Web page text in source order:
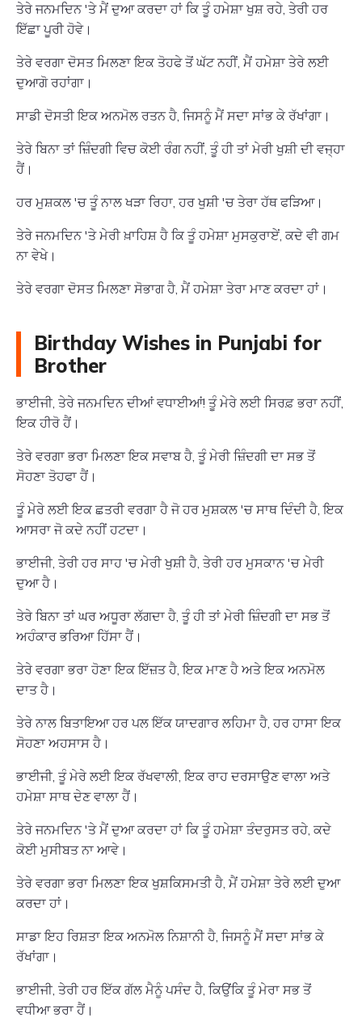
ਤੇਰੇ ਜਨਮਦਿਨ 'ਤੇ ਮੈਂ ਦੁਆ ਕਰਦਾ ਹਾਂ ਕਿ ਤੂੰ ਹਮੇਸ਼ਾ ਖੁਸ਼ ਰਹੇ, ਤੇਰੀ ਹਰ
ਇੱਛਾ ਪੂਰੀ ਹੋਵੇ।
ਤੇਰੇ ਵਰਗਾ ਦੋਸਤ ਮਿਲਣਾ ਇਕ ਤੋਹਫੇ ਤੋਂ ਘੱਟ ਨਹੀਂ, ਮੈਂ ਹਮੇਸ਼ਾ ਤੇਰੇ ਲਈ
ਦੁਆਗੋ ਰਹਾਂਗਾ।
ਸਾਡੀ ਦੋਸਤੀ ਇਕ ਅਨਮੋਲ ਰਤਨ ਹੈ, ਜਿਸਨੂੰ ਮੈਂ ਸਦਾ ਸਾਂਭ ਕੇ ਰੱਖਾਂਗਾ।
ਤੇਰੇ ਬਿਨਾ ਤਾਂ ਜ਼ਿੰਦਗੀ ਵਿਚ ਕੋਈ ਰੰਗ ਨਹੀਂ, ਤੂੰ ਹੀ ਤਾਂ ਮੇਰੀ ਖੁਸ਼ੀ ਦੀ ਵਜ੍ਹਾ
ਹੈਂ।
ਹਰ ਮੁਸ਼ਕਲ 'ਚ ਤੂੰ ਨਾਲ ਖੜਾ ਰਿਹਾ, ਹਰ ਖੁਸ਼ੀ 'ਚ ਤੇਰਾ ਹੱਥ ਫੜਿਆ।
ਤੇਰੇ ਜਨਮਦਿਨ 'ਤੇ ਮੇਰੀ ਖ਼ਾਹਿਸ਼ ਹੈ ਕਿ ਤੂੰ ਹਮੇਸ਼ਾ ਮੁਸਕੁਰਾਏਂ, ਕਦੇ ਵੀ ਗਮ
ਨਾ ਵੇਖੇ।
ਤੇਰੇ ਵਰਗਾ ਦੋਸਤ ਮਿਲਣਾ ਸੋਭਾਗ ਹੈ, ਮੈਂ ਹਮੇਸ਼ਾ ਤੇਰਾ ਮਾਣ ਕਰਦਾ ਹਾਂ।
Birthday Wishes in Punjabi for
Brother
ਭਾਈਜੀ, ਤੇਰੇ ਜਨਮਦਿਨ ਦੀਆਂ ਵਧਾਈਆਂ! ਤੂੰ ਮੇਰੇ ਲਈ ਸਿਰਫ਼ ਭਰਾ ਨਹੀਂ,
ਇਕ ਹੀਰੋ ਹੈਂ।
ਤੇਰੇ ਵਰਗਾ ਭਰਾ ਮਿਲਣਾ ਇਕ ਸਵਾਬ ਹੈ, ਤੂੰ ਮੇਰੀ ਜ਼ਿੰਦਗੀ ਦਾ ਸਭ ਤੋਂ
ਸੋਹਣਾ ਤੋਹਫਾ ਹੈਂ।
ਤੂੰ ਮੇਰੇ ਲਈ ਇਕ ਛਤਰੀ ਵਰਗਾ ਹੈ ਜੋ ਹਰ ਮੁਸ਼ਕਲ 'ਚ ਸਾਥ ਦਿੰਦੀ ਹੈ, ਇਕ
ਆਸਰਾ ਜੋ ਕਦੇ ਨਹੀਂ ਹਟਦਾ।
ਭਾਈਜੀ, ਤੇਰੀ ਹਰ ਸਾਹ 'ਚ ਮੇਰੀ ਖੁਸ਼ੀ ਹੈ, ਤੇਰੀ ਹਰ ਮੁਸਕਾਨ 'ਚ ਮੇਰੀ
ਦੁਆ ਹੈ।
ਤੇਰੇ ਬਿਨਾ ਤਾਂ ਘਰ ਅਧੂਰਾ ਲੱਗਦਾ ਹੈ, ਤੂੰ ਹੀ ਤਾਂ ਮੇਰੀ ਜ਼ਿੰਦਗੀ ਦਾ ਸਭ ਤੋਂ
ਅਹੰਕਾਰ ਭਰਿਆ ਹਿੱਸਾ ਹੈਂ।
ਤੇਰੇ ਵਰਗਾ ਭਰਾ ਹੋਣਾ ਇਕ ਇੱਜ਼ਤ ਹੈ, ਇਕ ਮਾਣ ਹੈ ਅਤੇ ਇਕ ਅਨਮੋਲ
ਦਾਤ ਹੈ।
ਤੇਰੇ ਨਾਲ ਬਿਤਾਇਆ ਹਰ ਪਲ ਇੱਕ ਯਾਦਗਾਰ ਲਹਿਮਾ ਹੈ, ਹਰ ਹਾਸਾ ਇਕ
ਸੋਹਣਾ ਅਹਸਾਸ ਹੈ।
ਭਾਈਜੀ, ਤੂੰ ਮੇਰੇ ਲਈ ਇਕ ਰੱਖਵਾਲੀ, ਇਕ ਰਾਹ ਦਰਸਾਉਣ ਵਾਲਾ ਅਤੇ
ਹਮੇਸ਼ਾ ਸਾਥ ਦੇਣ ਵਾਲਾ ਹੈਂ।
ਤੇਰੇ ਜਨਮਦਿਨ 'ਤੇ ਮੈਂ ਦੁਆ ਕਰਦਾ ਹਾਂ ਕਿ ਤੂੰ ਹਮੇਸ਼ਾ ਤੰਦਰੁਸਤ ਰਹੇ, ਕਦੇ
ਕੋਈ ਮੁਸੀਬਤ ਨਾ ਆਵੇ।
ਤੇਰੇ ਵਰਗਾ ਭਰਾ ਮਿਲਣਾ ਇਕ ਖੁਸ਼ਕਿਸਮਤੀ ਹੈ, ਮੈਂ ਹਮੇਸ਼ਾ ਤੇਰੇ ਲਈ ਦੁਆ
ਕਰਦਾ ਹਾਂ।
ਸਾਡਾ ਇਹ ਰਿਸ਼ਤਾ ਇਕ ਅਨਮੋਲ ਨਿਸ਼ਾਨੀ ਹੈ, ਜਿਸਨੂੰ ਮੈਂ ਸਦਾ ਸਾਂਭ ਕੇ
ਰੱਖਾਂਗਾ।
ਭਾਈਜੀ, ਤੇਰੀ ਹਰ ਇੱਕ ਗੱਲ ਮੈਨੂੰ ਪਸੰਦ ਹੈ, ਕਿਉਂਕਿ ਤੂੰ ਮੇਰਾ ਸਭ ਤੋਂ
ਵਧੀਆ ਭਰਾ ਹੈਂ।